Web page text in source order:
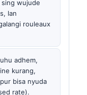
wujude
lan
rouleaux
adhem,
kurang,
bisa nyuda
rate).